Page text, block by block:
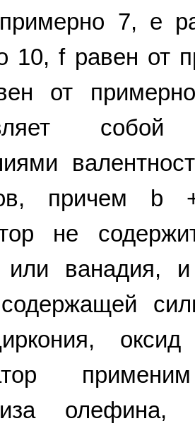
7, е
10, f равен от
от
причем
не
или ванадия,
олефина,